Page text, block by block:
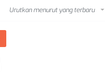
Urutkan menurut yang terbaru